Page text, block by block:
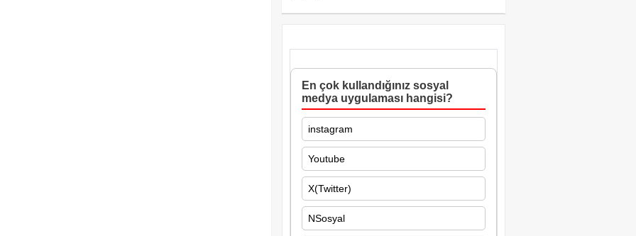
En çok kullandığınız sosyal
medya uygulaması hangisi?
instagram
Youtube
X(Twitter)
NSosyal